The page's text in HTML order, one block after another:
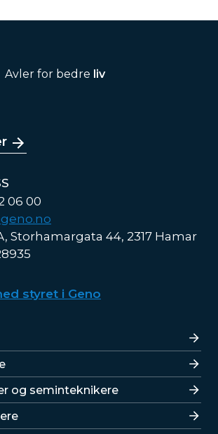
Avler for bedre liv
06 00
Storhamargata 44, 2317 Hamar
styret i Geno
og seminteknikere